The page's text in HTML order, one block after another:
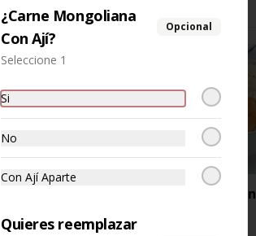
$7.350
Arroz Chaufan
¿Carne Mongoliana
Con Ají?
Opcional
Seleccione 1
Si
No
Con Ají Aparte
Quieres reemplazar